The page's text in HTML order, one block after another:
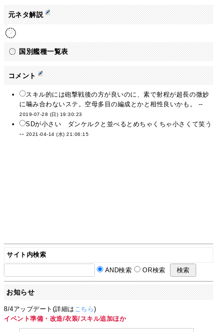
元ネタ解説
国別艦種一覧表
コメント
スキル的には砲撃戦後の方が良いのに、素で射程が超長の微妙
に噛み合わないステ。空母多目の編成とかと相性良いかも。 --
2019-07-28 (日) 19:30:23
SDが小さい ダンケルクと並べるとめちゃくちゃ小さくて笑う
-- 2021-04-14 (水) 21:06:15
サイト内検索
AND検索 OR検索
お知らせ
8/4アップデート(詳細は こちら)
イベント準備・改造/衣装/スキル追加ほか